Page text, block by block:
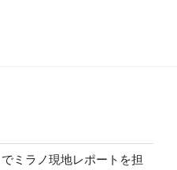
ミラノ現地レポートを担